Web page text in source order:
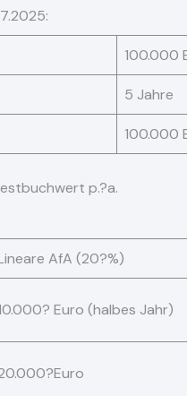
100.000
5 Jahre
100.000
p.?a.
AfA (20?%)
Euro (halbes